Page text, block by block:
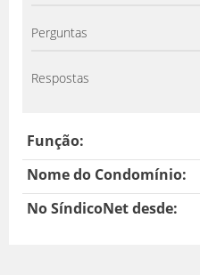
Perguntas
Respostas
Função:
Nome do Condomínio:
No SíndicoNet desde: